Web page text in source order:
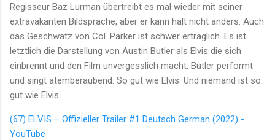
Regisseur Baz Lurman übertreibt es mal wieder mit seiner
extravakanten Bildsprache, aber er kann halt nicht anders. Auch
das Geschwätz von Col. Parker ist schwer erträglich. Es ist
letztlich die Darstellung von Austin Butler als Elvis die sich
einbrennt und den Film unvergesslich macht. Butler performt
und singt atemberaubend. So gut wie Elvis. Und niemand ist so
gut wie Elvis.
(67) ELVIS – Offizieller Trailer #1 Deutsch German (2022) -
YouTube